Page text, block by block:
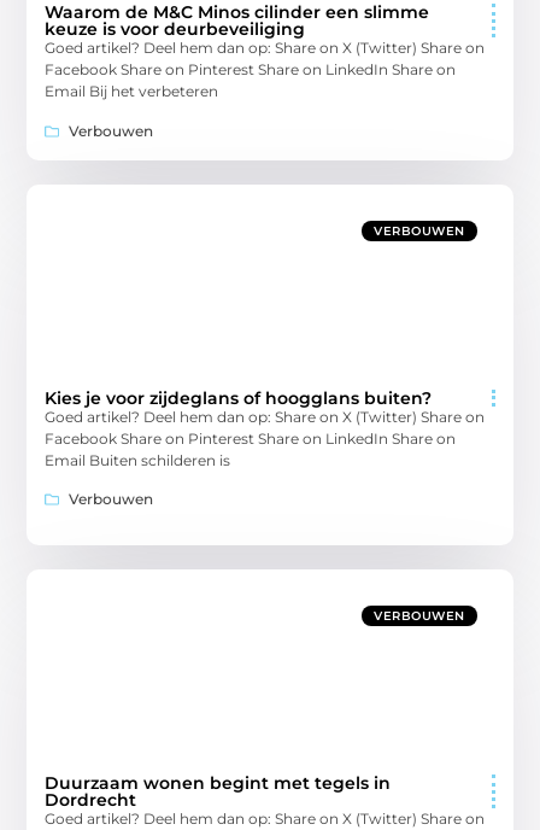
Waarom de M&C Minos cilinder een slimme
keuze is voor deurbeveiliging
Goed artikel? Deel hem dan op: Share on X (Twitter) Share on
Facebook Share on Pinterest Share on LinkedIn Share on
Email Bij het verbeteren
Verbouwen
VERBOUWEN
Kies je voor zijdeglans of hoogglans buiten?
Goed artikel? Deel hem dan op: Share on X (Twitter) Share on
Facebook Share on Pinterest Share on LinkedIn Share on
Email Buiten schilderen is
Verbouwen
VERBOUWEN
Duurzaam wonen begint met tegels in
Dordrecht
Goed artikel? Deel hem dan op: Share on X (Twitter) Share on